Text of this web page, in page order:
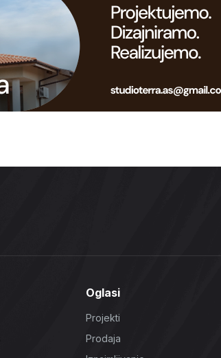
Oglasi
Projekti
Prodaja